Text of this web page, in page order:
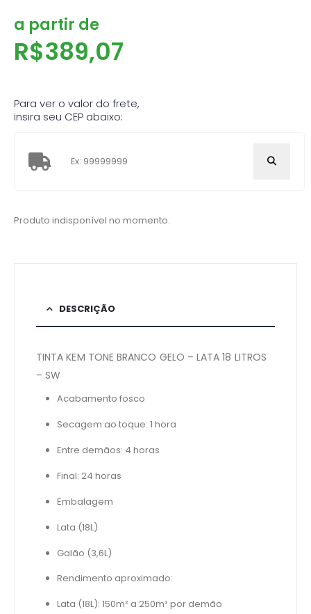
a partir de
R$389,07
Para ver o valor do frete,
insira seu CEP abaixo:
Produto indisponível no momento.
DESCRIÇÃO
TINTA KEM TONE BRANCO GELO – LATA 18 LITROS
– SW
Acabamento fosco
Secagem ao toque: 1 hora
Entre demãos: 4 horas
Final: 24 horas
Embalagem
Lata (18L)
Galão (3,6L)
Rendimento aproximado:
Lata (18L): 150m² a 250m² por demão